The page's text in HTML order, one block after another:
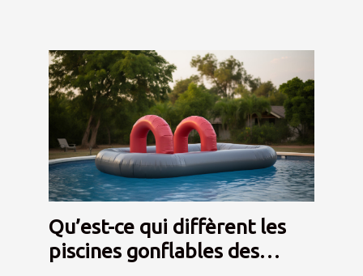
Qu’est-ce qui diffèrent les
piscines gonflables des